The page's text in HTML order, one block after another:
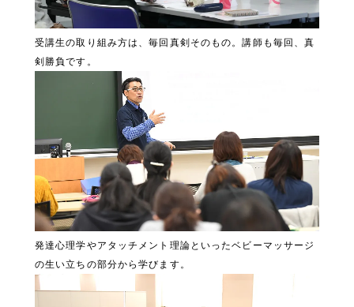
受講生の取り組み方は、毎回真剣そのもの。講師も毎回、真
剣勝負です。
発達心理学やアタッチメント理論といったベビーマッサージ
の生い立ちの部分から学びます。